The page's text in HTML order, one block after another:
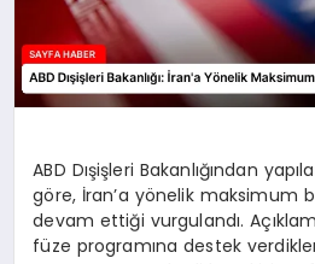
YAŞAM
ABD Dışişleri Bakanlığından
göre, İran’a yönelik maksimum
devam ettiği vurgulandı.
füze programına destek